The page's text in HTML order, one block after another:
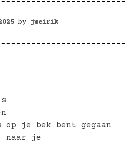
by jmeirik
je bek bent gegaan
naar je